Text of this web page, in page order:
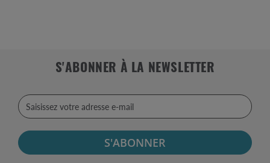
S'ABONNER À LA NEWSLETTER
S'ABONNER